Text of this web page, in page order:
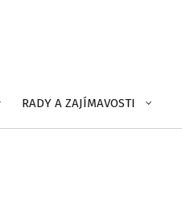
RADY A ZAJÍMAVOSTI